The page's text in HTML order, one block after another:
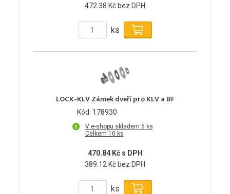
472.38 Kč bez DPH
ks
LOCK-KLV Zámek dveří pro KLV a BF
Kód: 178930
V e-shopu skladem 6 ks
Celkem 10 ks
470.84 Kč s DPH
389.12 Kč bez DPH
ks